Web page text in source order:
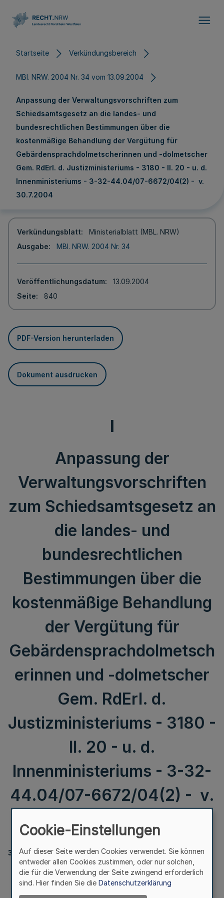
Startseite Verkündungsbereich
MBl. NRW. 2004 Nr. 34 vom 13.09.2004
Anpassung der Verwaltungsvorschriften zum
Schiedsamtsgesetz an die landes- und
bundesrechtlichen Bestimmungen über die
kostenmäßige Behandlung der Vergütung für
Gebärdensprachdolmetscherinnen und -dolmetscher
Gem. RdErl. d. Justizministeriums - 3180 - II. 20 - u. d.
Innenministeriums - 3-32-44.04/07-6672/04(2) - v.
30.7.2004
Verkündungsblatt
Ministerialblatt (MBL. NRW)
Ausgabe
MBl. NRW. 2004 Nr. 34
Veröffentlichungsdatum
13.09.2004
Seite
840
PDF-Version herunterladen
Dokument ausdrucken
I
Anpassung der
Verwaltungsvorschriften
zum Schiedsamtsgesetz an
die landes- und
bundesrechtlichen
Bestimmungen über die
kostenmäßige Behandlung
der Vergütung für
Gebärdensprachdolmetsch
erinnen und -dolmetscher
Gem. RdErl. d.
Justizministeriums - 3180 -
II. 20 - u. d.
Innenministeriums - 3-32-
44.04/07-6672/04(2) - v.
30.7.2004
316
Anpassung der Verwaltungsvorschriften zum
Cookie-Einstellungen
Auf dieser Seite werden Cookies verwendet. Sie können
entweder allen Cookies zustimmen, oder nur solchen,
die für die Verwendung der Seite zwingend erforderlich
sind. Hier finden Sie die Datenschutzerklärung